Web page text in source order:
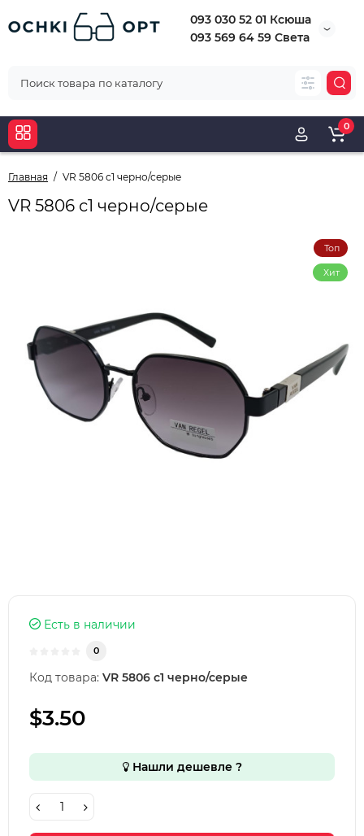
093 030 52 01 Ксюша
093 569 64 59 Света
0
Главная VR 5806 с1 черно/серые
VR 5806 с1 черно/серые
Топ
Хит
Есть в наличии
0
Код товара: VR 5806 с1 черно/серые
$3.50
Нашли дешевле ?